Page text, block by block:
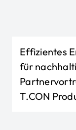
Effizientes
für
T.CON